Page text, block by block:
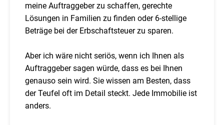
meine Auftraggeber zu schaffen, gerechte
Lösungen in Familien zu finden oder 6-stellige
Beträge bei der Erbschaftsteuer zu sparen.
Aber ich wäre nicht seriös, wenn ich Ihnen als
Auftraggeber sagen würde, dass es bei Ihnen
genauso sein wird. Sie wissen am Besten, dass
der Teufel oft im Detail steckt. Jede Immobilie ist
anders.